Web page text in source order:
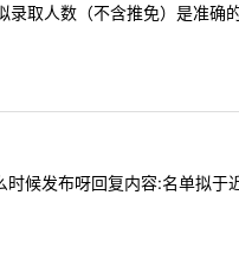
取人数（不含推免）是准确
候发布呀回复内容:名单拟于